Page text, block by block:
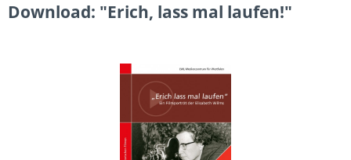
Download: "Erich, lass mal laufen!"